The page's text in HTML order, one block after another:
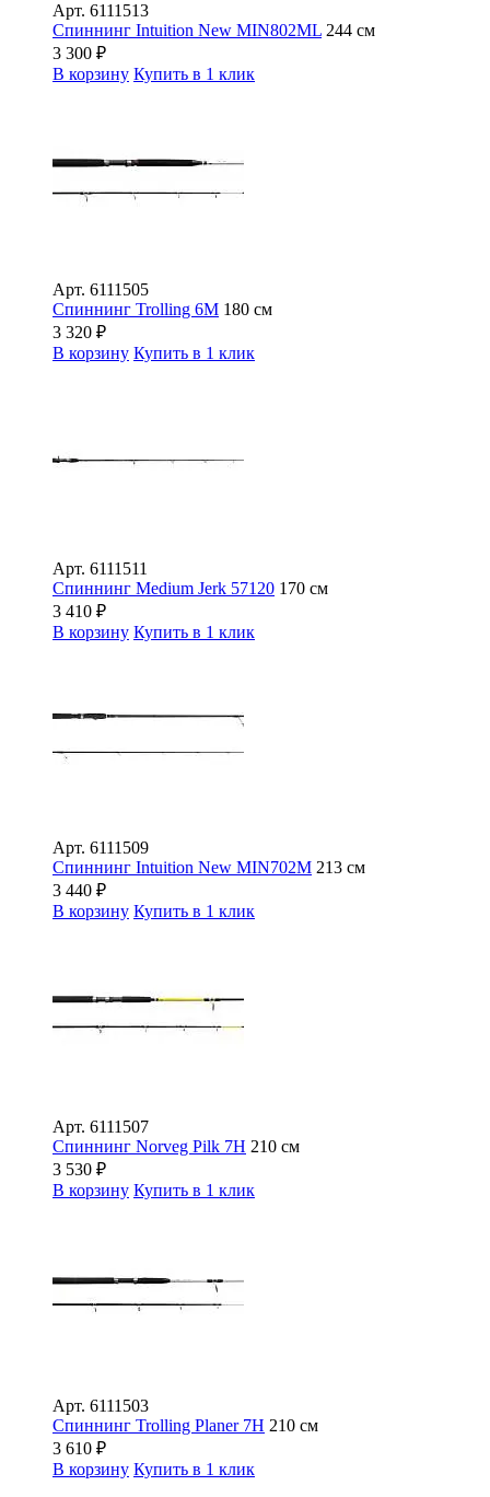
Арт. 6111513
Спиннинг Intuition New MIN802ML 244 см
3 300 ₽
В корзину Купить в 1 клик
Арт. 6111505
Спиннинг Trolling 6M 180 см
3 320 ₽
В корзину Купить в 1 клик
Арт. 6111511
Спиннинг Medium Jerk 57120 170 см
3 410 ₽
В корзину Купить в 1 клик
Арт. 6111509
Спиннинг Intuition New MIN702M 213 см
3 440 ₽
В корзину Купить в 1 клик
Арт. 6111507
Спиннинг Norveg Pilk 7H 210 см
3 530 ₽
В корзину Купить в 1 клик
Арт. 6111503
Спиннинг Trolling Planer 7H 210 см
3 610 ₽
В корзину Купить в 1 клик